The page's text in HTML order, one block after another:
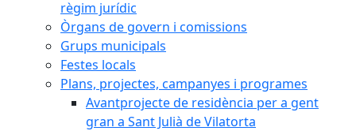
règim jurídic
Òrgans de govern i comissions
Grups municipals
Festes locals
Plans, projectes, campanyes i programes
Avantprojecte de residència per a gent
gran a Sant Julià de Vilatorta